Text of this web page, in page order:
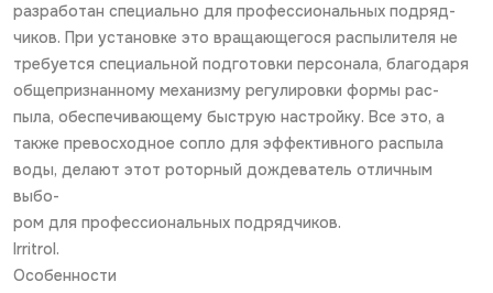
разработан специально для профессиональных подряд-
чиков. При установке это вращающегося распылителя не
требуется специальной подготовки персонала, благодаря
общепризнанному механизму регулировки формы рас-
пыла, обеспечивающему быструю настройку. Все это, а
также превосходное сопло для эффективного распыла
воды, делают этот роторный дождеватель отличным
выбо-
ром для профессиональных подрядчиков.
Irritrol.
Особенности